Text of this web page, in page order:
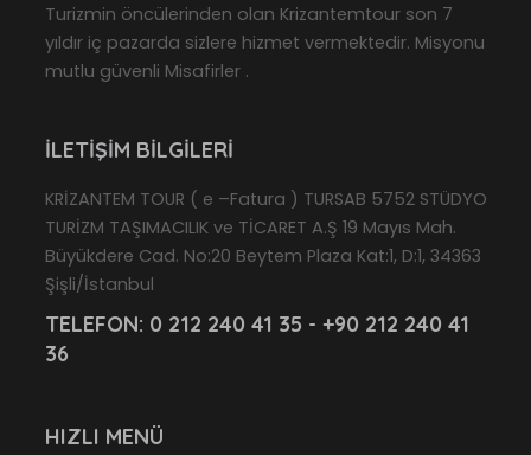
Turizmin öncülerinden olan Krizantemtour son 7
yıldır iç pazarda sizlere hizmet vermektedir. Misyonu
mutlu güvenli Misafirler .
İLETIŞIM BILGILERI
KRİZANTEM TOUR ( e –Fatura ) TURSAB 5752 STÜDYO
TURİZM TAŞIMACILIK ve TİCARET A.Ş 19 Mayıs Mah.
Büyükdere Cad. No:20 Beytem Plaza Kat:1, D:1, 34363
Şişli/İstanbul
TELEFON: 0 212 240 41 35 - +90 212 240 41
36
HIZLI MENÜ